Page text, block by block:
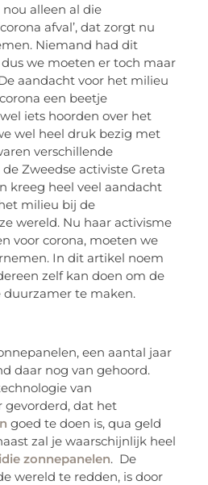
alleen al die
afval’, dat zorgt nu
Niemand had dit
we moeten er toch maar
aandacht voor het milieu
een beetje
iets hoorden over het
wel heel druk bezig met
verschillende
Zweedse activiste Greta
kreeg heel veel aandacht
milieu bij de
wereld. Nu haar activisme
voor corona, moeten we
In dit artikel noem
zelf kan doen om de
duurzamer te maken.
een aantal jaar
daar nog van gehoord.
van
gevorderd, dat het
goed te doen is, qua geld
zal je waarschijnlijk heel
zonnepanelen. De
wereld te redden, is door